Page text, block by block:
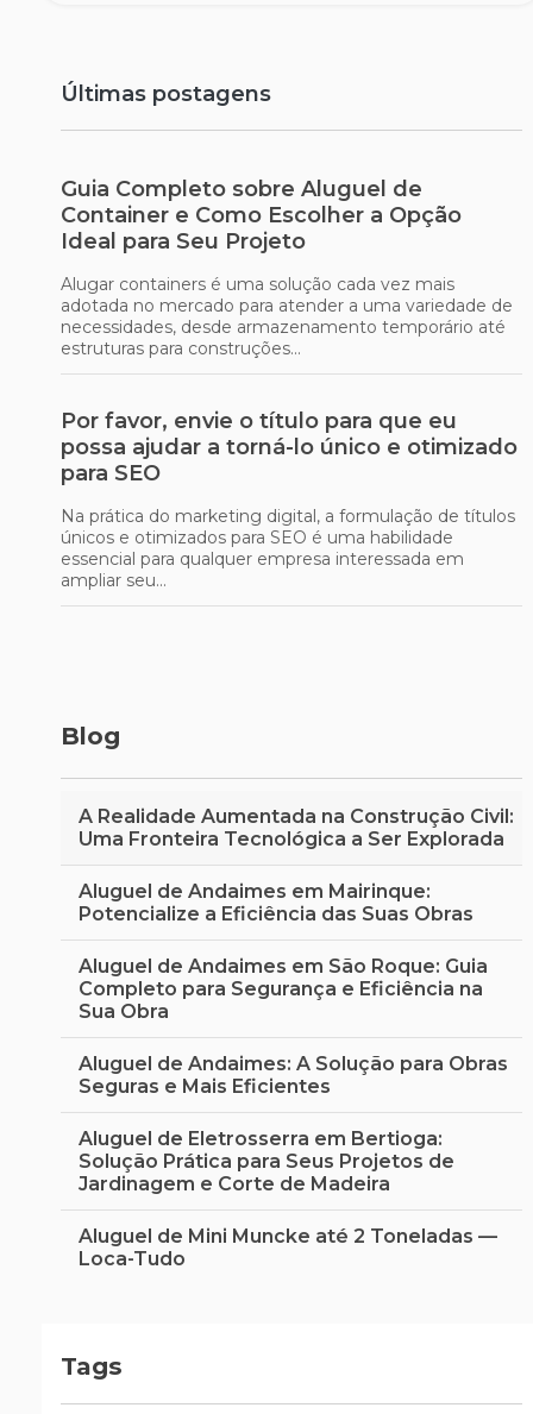
Últimas postagens
Guia Completo sobre Aluguel de
Container e Como Escolher a Opção
Ideal para Seu Projeto
Alugar containers é uma solução cada vez mais
adotada no mercado para atender a uma variedade de
necessidades, desde armazenamento temporário até
estruturas para construções...
Por favor, envie o título para que eu
possa ajudar a torná-lo único e otimizado
para SEO
Na prática do marketing digital, a formulação de títulos
únicos e otimizados para SEO é uma habilidade
essencial para qualquer empresa interessada em
ampliar seu...
Escolher o aluguel de andaimes de ferro adequado para
Como Alugar Betoneira e Garantir o
Sucesso na Sua Obra de Forma Prática e
Segura
Alugar uma betoneira é uma decisão prática que
muitos profissionais e amadores da construção civil
adotam para otimizar seus projetos. No dia a dia das...
Blog
A Realidade Aumentada na Construção Civil:
Uma Fronteira Tecnológica a Ser Explorada
Aluguel de Andaimes em Mairinque:
Potencialize a Eficiência das Suas Obras
Aluguel de Andaimes em São Roque: Guia
Completo para Segurança e Eficiência na
Sua Obra
Aluguel de Andaimes: A Solução para Obras
Seguras e Mais Eficientes
Aluguel de Eletrosserra em Bertioga:
Solução Prática para Seus Projetos de
Jardinagem e Corte de Madeira
Aluguel de Mini Muncke até 2 Toneladas —
Loca-Tudo
Benefícios de Alugar Containers para Obras
e Reformas: Praticidade e Economia
Tags